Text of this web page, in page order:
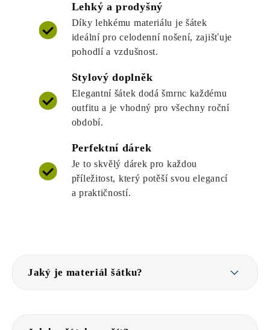
Lehký a prodyšný
Díky lehkému materiálu je šátek
ideální pro celodenní nošení, zajišťuje
pohodlí a vzdušnost.
Stylový doplněk
Elegantní šátek dodá šmrnc každému
outfitu a je vhodný pro všechny roční
období.
Perfektní dárek
Je to skvělý dárek pro každou
příležitost, který potěší svou elegancí
a praktičností.
Jaký je materiál šátku?